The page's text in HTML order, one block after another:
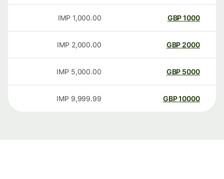
1000
GBP
1,000.00
IMP
2000
GBP
2,000.00
IMP
5000
GBP
5,000.00
IMP
10000
GBP
9,999.99
IMP